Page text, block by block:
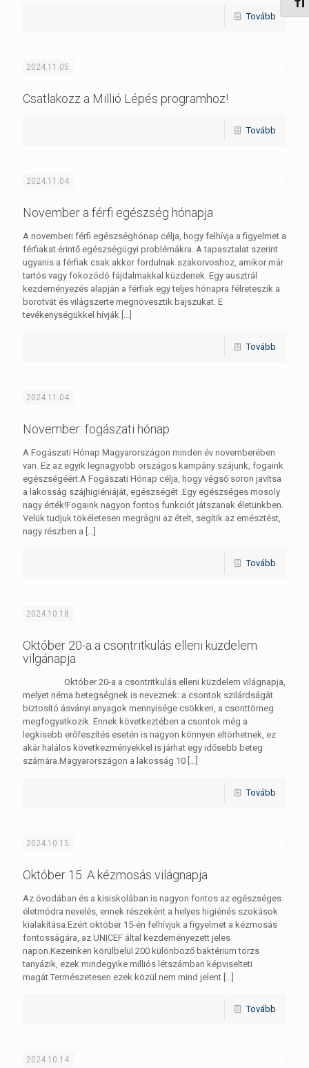
Tovább
2024.11.05.
Csatlakozz a Millió Lépés programhoz!
Tovább
2024.11.04.
November a férfi egészség hónapja
A novemberi férfi egészséghónap célja, hogy felhívja a figyelmet a
férfiakat érintő egészségügyi problémákra. A tapasztalat szerint
ugyanis a férfiak csak akkor fordulnak szakorvoshoz, amikor már
tartós vagy fokozódó fájdalmakkal küzdenek. Egy ausztrál
kezdeményezés alapján a férfiak egy teljes hónapra félreteszik a
borotvát és világszerte megnövesztik bajszukat. E
tevékenységükkel hívják […]
Tovább
2024.11.04.
November: fogászati hónap
A Fogászati Hónap Magyarországon minden év novemberében
van. Ez az egyik legnagyobb országos kampány szájunk, fogaink
egészségéért.A Fogászati Hónap célja, hogy végső soron javítsa
a lakosság szájhigiéniáját, egészségét .Egy egészséges mosoly
nagy érték!Fogaink nagyon fontos funkciót játszanak életünkben.
Velük tudjuk tökéletesen megrágni az ételt, segítik az emésztést,
nagy részben a […]
Tovább
2024.10.18.
Október 20-a a csontritkulás elleni küzdelem
vilgánapja
Október 20-a a csontritkulás elleni küzdelem világnapja,
melyet néma betegségnek is neveznek: a csontok szilárdságát
biztosító ásványi anyagok mennyisége csökken, a csonttömeg
megfogyatkozik. Ennek következtében a csontok még a
legkisebb erőfeszítés esetén is nagyon könnyen eltörhetnek, ez
akár halálos következményekkel is járhat egy idősebb beteg
számára.Magyarországon a lakosság 10 […]
Tovább
2024.10.15.
Október 15. A kézmosás világnapja
Az óvodában és a kisiskolában is nagyon fontos az egészséges
életmódra nevelés, ennek részeként a helyes higiénés szokások
kialakítása.Ezért október 15-én felhívjuk a figyelmet a kézmosás
fontosságára, az UNICEF által kezdeményezett jeles
napon.Kezeinken körülbelül 200 különböző baktérium törzs
tanyázik, ezek mindegyike milliós létszámban képviselteti
magát.Természetesen ezek közül nem mind jelent […]
Tovább
2024.10.14.